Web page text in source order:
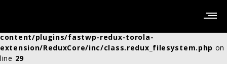
content/plugins/fastwp-redux-torola-
extension/ReduxCore/inc/class.redux_filesystem.php on
line 29